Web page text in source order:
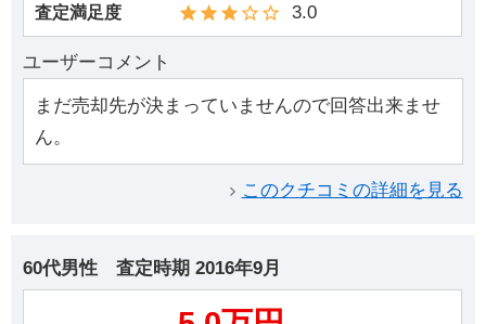
査定満足度 3.0
ユーザーコメント
まだ売却先が決まっていませんので回答出来ませ
ん。
このクチコミの詳細を見る
60代男性 査定時期 2016年9月